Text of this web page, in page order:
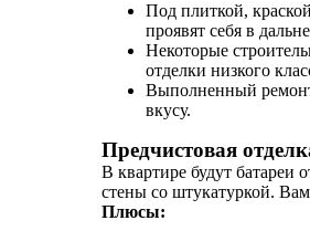
Под плиткой,
проявят себя в
Некоторые
отделки низкого
Выполненный ремонт
вкусу.
Предчистовая
В квартире будут
стены со штукатуркой. Вам
Плюсы: